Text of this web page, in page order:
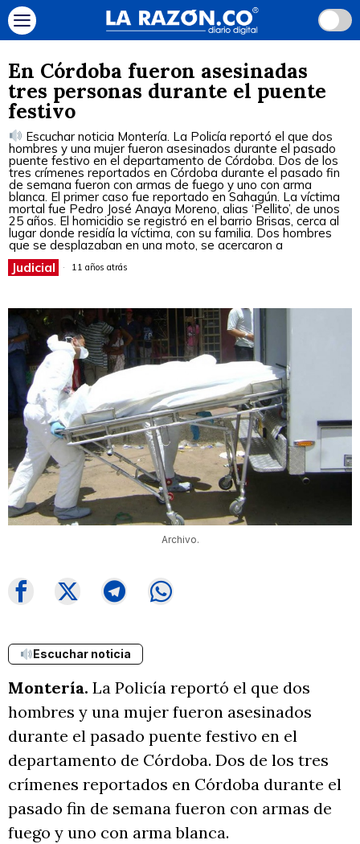
En Córdoba fueron asesinadas
tres personas durante el puente
festivo
Escuchar noticia Montería. La Policía reportó el que dos
hombres y una mujer fueron asesinados durante el pasado
puente festivo en el departamento de Córdoba. Dos de los
tres crímenes reportados en Córdoba durante el pasado fin
de semana fueron con armas de fuego y uno con arma
blanca. El primer caso fue reportado en Sahagún. La víctima
mortal fue Pedro José Anaya Moreno, alias ‘Pellito’, de unos
25 años. El homicidio se registró en el barrio Brisas, cerca al
lugar donde residía la víctima, con su familia. Dos hombres
que se desplazaban en una moto, se acercaron a
Judicial 11 años atrás
Archivo.
Escuchar noticia
Montería. La Policía reportó el que dos
hombres y una mujer fueron asesinados
durante el pasado puente festivo en el
departamento de Córdoba. Dos de los tres
crímenes reportados en Córdoba durante el
pasado fin de semana fueron con armas de
fuego y uno con arma blanca.